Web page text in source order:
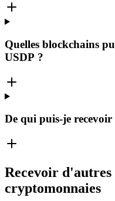
Quelles blockchains
USDP ?
De qui puis-je recevoir
Recevoir d'autres
cryptomonnaies